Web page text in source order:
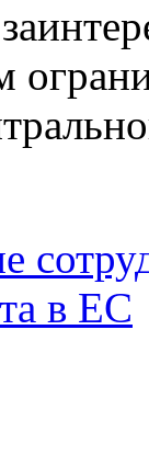
в ЕС